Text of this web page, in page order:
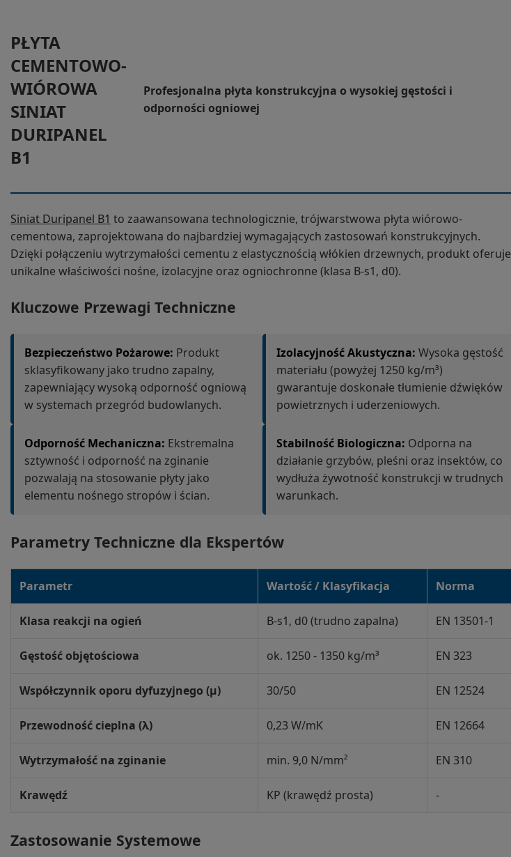
PŁYTA
CEMENTOWO-
WIÓROWA
SINIAT
DURIPANEL
B1
Profesjonalna płyta konstrukcyjna o wysokiej gęstości i
odporności ogniowej
Siniat Duripanel B1 to zaawansowana technologicznie, trójwarstwowa płyta wiórowo-
cementowa, zaprojektowana do najbardziej wymagających zastosowań konstrukcyjnych.
Dzięki połączeniu wytrzymałości cementu z elastycznością włókien drzewnych, produkt oferuje
unikalne właściwości nośne, izolacyjne oraz ogniochronne (klasa B-s1, d0).
Kluczowe Przewagi Techniczne
Bezpieczeństwo Pożarowe: Produkt
sklasyfikowany jako trudno zapalny,
zapewniający wysoką odporność ogniową
w systemach przegród budowlanych.
Izolacyjność Akustyczna: Wysoka gęstość
materiału (powyżej 1250 kg/m³)
gwarantuje doskonałe tłumienie dźwięków
powietrznych i uderzeniowych.
Odporność Mechaniczna: Ekstremalna
sztywność i odporność na zginanie
pozwalają na stosowanie płyty jako
elementu nośnego stropów i ścian.
Stabilność Biologiczna: Odporna na
działanie grzybów, pleśni oraz insektów, co
wydłuża żywotność konstrukcji w trudnych
warunkach.
Parametry Techniczne dla Ekspertów
Parametr Wartość / Klasyfikacja Norma
Klasa reakcji na ogień B-s1, d0 (trudno zapalna) EN 13501-1
Gęstość objętościowa ok. 1250 - 1350 kg/m³ EN 323
Współczynnik oporu dyfuzyjnego (μ) 30/50 EN 12524
Przewodność cieplna (λ) 0,23 W/mK EN 12664
Wytrzymałość na zginanie min. 9,0 N/mm² EN 310
Krawędź KP (krawędź prosta) -
Zastosowanie Systemowe